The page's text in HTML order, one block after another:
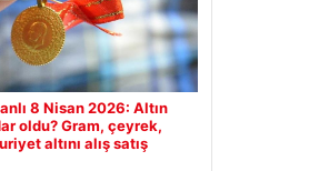
8 Nisan 2026: Altın
oldu? Gram, çeyrek,
altını alış satış